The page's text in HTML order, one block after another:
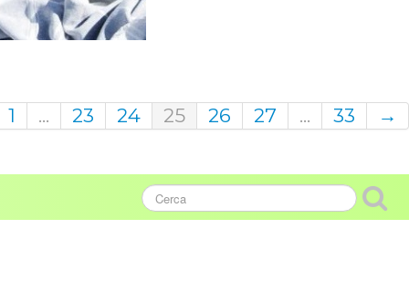
1 ... 23 24 25 26 27 ... 33 →